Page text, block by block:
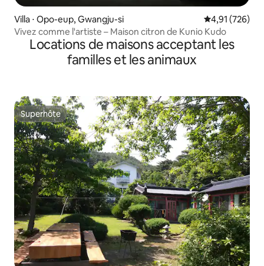
Villa ⋅ Opo-eup, Gwangju-si Évaluation
4,91 (726)
Vivez comme l'artiste – Maison citron de Kunio Kudo
Locations de maisons acceptant les
familles et les animaux
Superhôte
Superhôte